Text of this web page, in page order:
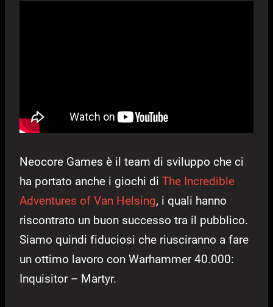
Neocore Games è il team di sviluppo che ci
ha portato anche i giochi di The Incredible
Adventures of Van Helsing, i quali hanno
riscontrato un buon successo tra il pubblico.
Siamo quindi fiduciosi che riusciranno a fare
un ottimo lavoro con Warhammer 40.000:
Inquisitor – Martyr.